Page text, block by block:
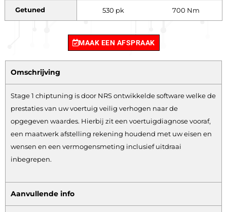
Getuned 530 pk 700 Nm
MAAK EEN AFSPRAAK
Omschrijving
Stage 1 chiptuning is door NRS ontwikkelde software welke de
prestaties van uw voertuig veilig verhogen naar de
opgegeven waardes. Hierbij zit een voertuigdiagnose vooraf,
een maatwerk afstelling rekening houdend met uw eisen en
wensen en een vermogensmeting inclusief uitdraai
inbegrepen.
Aanvullende info